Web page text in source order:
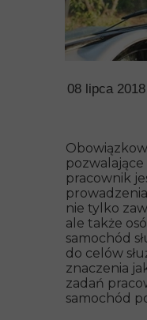
08 lipca 2018
pracownik
nie tylko
ale także
samochód
do celów
znaczenia
zadań
samochód